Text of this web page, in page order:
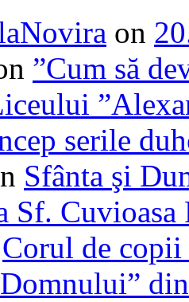
on
”Cum să
serile
Sfânta şi
Sf. Cuvioasa
Corul de
Domnului”